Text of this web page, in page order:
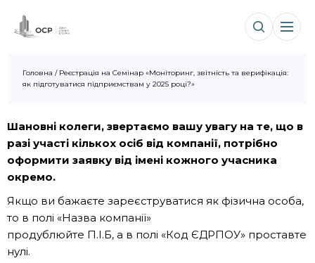
Головна / Реєстрація на Семінар «Моніторинг, звітність та верифікація:
як підготуватися підприємствам у 2025 році?»
Шановні колеги, звертаємо вашу увагу на те, що в
разі участі кількох осіб від компанії, потрібно
оформити заявку від імені кожного учасника
окремо.
Якщо ви бажаєте зареєструватися як фізична особа,
то в полі «Назва компанії»
продублюйте П.І.Б, а в полі «Код ЄДРПОУ» проставте
нулі.